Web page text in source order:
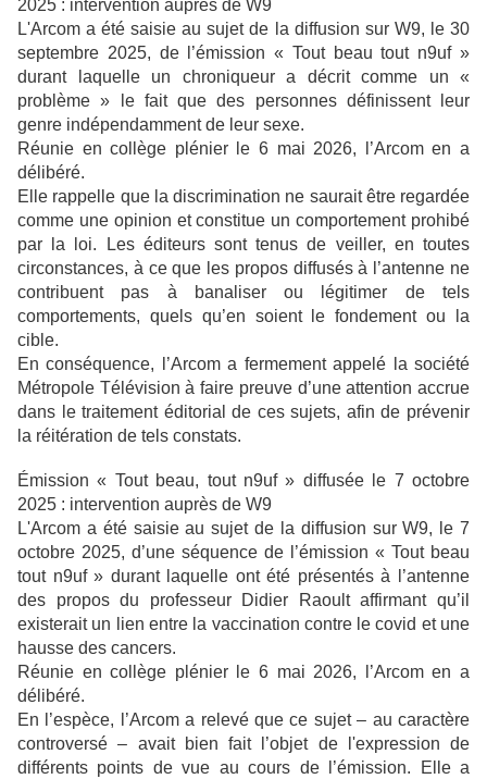
2025 : intervention auprès de W9
L'Arcom a été saisie au sujet de la diffusion sur W9, le 30
septembre 2025, de l’émission « Tout beau tout n9uf »
durant laquelle un chroniqueur a décrit comme un «
problème » le fait que des personnes définissent leur
genre indépendamment de leur sexe.
Réunie en collège plénier le 6 mai 2026, l’Arcom en a
délibéré.
Elle rappelle que la discrimination ne saurait être regardée
comme une opinion et constitue un comportement prohibé
par la loi. Les éditeurs sont tenus de veiller, en toutes
circonstances, à ce que les propos diffusés à l’antenne ne
contribuent pas à banaliser ou légitimer de tels
comportements, quels qu’en soient le fondement ou la
cible.
En conséquence, l’Arcom a fermement appelé la société
Métropole Télévision à faire preuve d’une attention accrue
dans le traitement éditorial de ces sujets, afin de prévenir
la réitération de tels constats.
Émission « Tout beau, tout n9uf » diffusée le 7 octobre
2025 : intervention auprès de W9
L'Arcom a été saisie au sujet de la diffusion sur W9, le 7
octobre 2025, d’une séquence de l’émission « Tout beau
tout n9uf » durant laquelle ont été présentés à l’antenne
des propos du professeur Didier Raoult affirmant qu’il
existerait un lien entre la vaccination contre le covid et une
hausse des cancers.
Réunie en collège plénier le 6 mai 2026, l’Arcom en a
délibéré.
En l’espèce, l’Arcom a relevé que ce sujet – au caractère
controversé – avait bien fait l’objet de l'expression de
différents points de vue au cours de l’émission. Elle a